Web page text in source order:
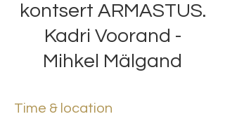
kontsert ARMASTUS.
Kadri Voorand -
Mihkel Mälgand
Time & location